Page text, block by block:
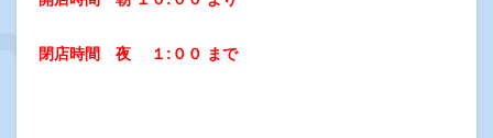
閉店時間 夜 １ : ００ まで